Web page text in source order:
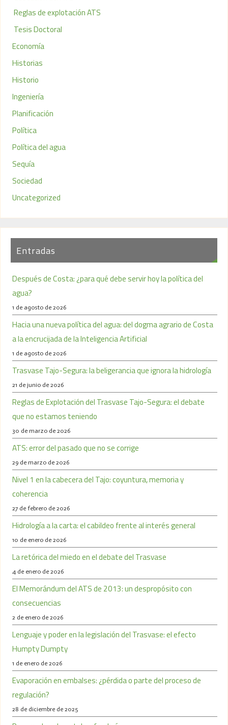
Reglas de explotación ATS
Tesis Doctoral
Economía
Historias
Historio
Ingeniería
Planificación
Política
Política del agua
Sequía
Sociedad
Uncategorized
Entradas
Después de Costa: ¿para qué debe servir hoy la política del
agua?
1 de agosto de 2026
Hacia una nueva política del agua: del dogma agrario de Costa
a la encrucijada de la Inteligencia Artificial
1 de agosto de 2026
Trasvase Tajo-Segura: la beligerancia que ignora la hidrología
21 de junio de 2026
Reglas de Explotación del Trasvase Tajo-Segura: el debate
que no estamos teniendo
30 de marzo de 2026
ATS: error del pasado que no se corrige
29 de marzo de 2026
Nivel 1 en la cabecera del Tajo: coyuntura, memoria y
coherencia
27 de febrero de 2026
Hidrología a la carta: el cabildeo frente al interés general
10 de enero de 2026
La retórica del miedo en el debate del Trasvase
4 de enero de 2026
El Memorándum del ATS de 2013: un despropósito con
consecuencias
2 de enero de 2026
Lenguaje y poder en la legislación del Trasvase: el efecto
Humpty Dumpty
1 de enero de 2026
Evaporación en embalses: ¿pérdida o parte del proceso de
regulación?
28 de diciembre de 2025